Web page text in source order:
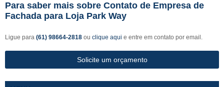
Para saber mais sobre Contato de Empresa de
Fachada para Loja Park Way
Ligue para (61) 98664-2818 ou clique aqui e entre em contato por email.
Solicite um orçamento